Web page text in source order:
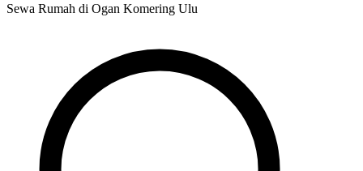
Sewa Rumah di Ogan Komering Ulu